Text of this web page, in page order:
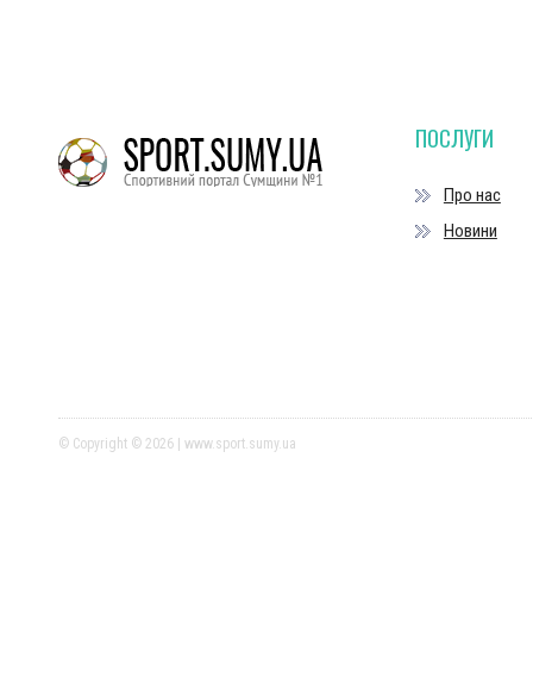
ПОСЛУГИ
Про нас
Новини
© Copyright © 2026 | www.sport.sumy.ua